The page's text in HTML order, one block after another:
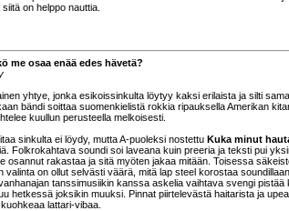
on helppo nauttia.
me osaa enää edes hävetä?
yhtye, jonka esikoissinkulta löytyy kaksi erilaista ja silti
bändi soittaa suomenkielistä rokkia ripauksella Amerikan
kuullun perusteella melkoisesti.
sinkulta ei löydy, mutta A-puoleksi nostettu Kuka minut
Folkrokahtava soundi soi laveana kuin preeria ja teksti pui
osannut rakastaa ja sitä myöten jakaa mitään. Toisessa
valinta on ollut selvästi väärä, mitä lap steel korostaa soundillaan.
tanssimusiikin kanssa askelia vaihtava svengi pistää
hetkessä joksikin muuksi. Pinnat piirtelevästä haitarista ja
lattari-vibaa.